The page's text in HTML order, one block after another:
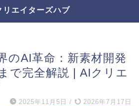
リエイターズハブ
のAI革命：新素材開発
で完全解説 | AIクリエ
2025年11月5日 / 2026年7月17日